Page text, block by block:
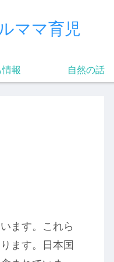
報 自然の話
ます。これら
ます。日本国